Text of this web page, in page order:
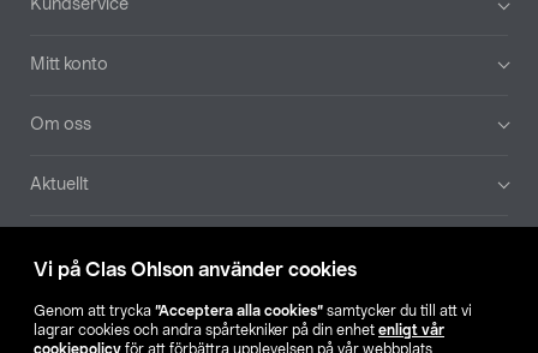
Vi på Clas Ohlson använder cookies
Genom att trycka ”Acceptera alla cookies” samtycker du till att vi
lagrar cookies och andra spårtekniker på din enhet enligt vår
cookiepolicy för att förbättra upplevelsen på vår webbplats,
Kundservice
Mitt konto
Om oss
Aktuellt
Hitta butik